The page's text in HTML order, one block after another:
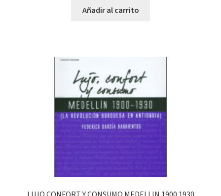
Añadir al carrito
LUJO CONFORT Y CONSUMO MEDELLIN 1900 1930